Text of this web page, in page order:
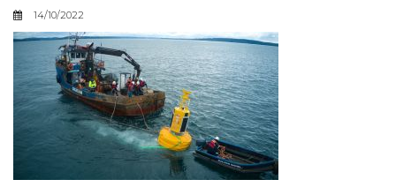
14/10/2022